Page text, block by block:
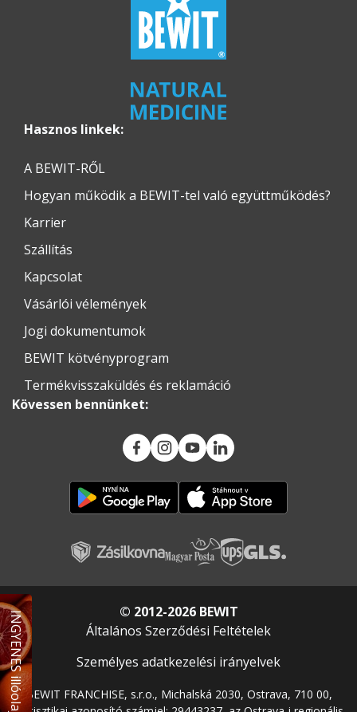
INGYENES illóolaj
Hasznos linkek:
A BEWIT-RŐL
Hogyan működik a BEWIT-tel való együttműködés?
Karrier
Szállítás
Kapcsolat
Vásárlói vélemények
Jogi dokumentumok
BEWIT kötvényprogram
Termékvisszaküldés és reklamáció
Kövessen bennünket:
© 2012-2026 BEWIT
Általános Szerződési Feltételek
Személyes adatkezelési irányelvek
BEWIT FRANCHISE, s.r.o., Michalská 2030, Ostrava, 710 00,